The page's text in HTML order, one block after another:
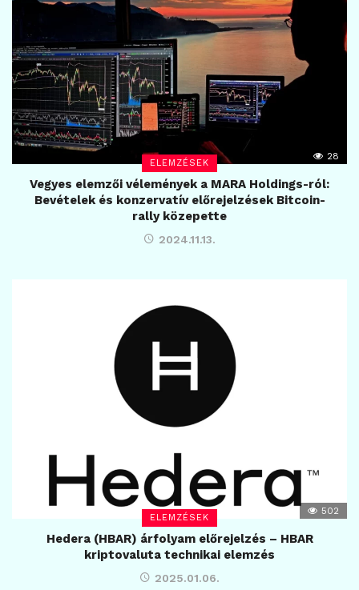
ELEMZÉSEK
28
Vegyes elemzői vélemények a MARA Holdings-ról:
Bevételek és konzervatív előrejelzések Bitcoin-
rally közepette
2024.11.13.
ELEMZÉSEK
502
Hedera (HBAR) árfolyam előrejelzés – HBAR
kriptovaluta technikai elemzés
2025.01.06.